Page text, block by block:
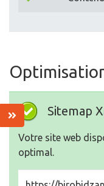
Sitemap
Votre site web
optimal.